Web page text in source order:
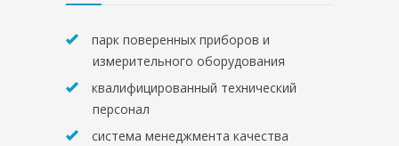
парк поверенных приборов и
измерительного оборудования
квалифицированный технический
персонал
система менеджмента качества